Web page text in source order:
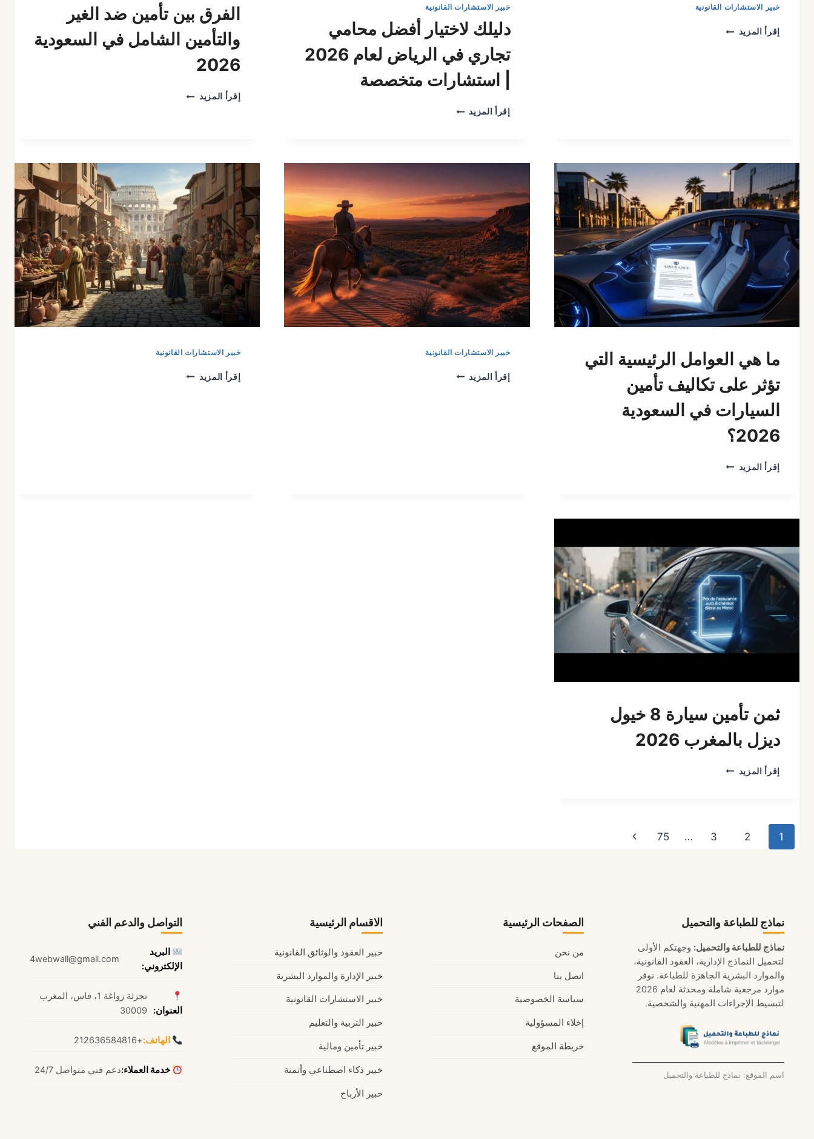
خبير الاستشارات القانونية
إقرأ المزيد
خبير الاستشارات القانونية
دليلك لاختيار أفضل محامي
تجاري في الرياض لعام 2026
| استشارات متخصصة
إقرأ المزيد دليلك
الرياض
لعام
|
استشارات
متخصصة
الفرق بين تأمين ضد الغير
والتأمين الشامل في السعودية
2026
إقرأ المزيد الفرق
الشامل
في
السعودية
2026
ما هي العوامل الرئيسية التي
تؤثر على تكاليف تأمين
السيارات في السعودية
2026؟
إقرأ المزيد ما
تكاليف
تأمين
السيارات
في
السعودية
2026؟
خبير الاستشارات القانونية
إقرأ المزيد
خبير الاستشارات القانونية
إقرأ المزيد
ثمن تأمين سيارة 8 خيول
ديزل بالمغرب 2026
إقرأ المزيد ثمن
تنقل
1
2
3
…
75
الصفحة
نماذج للطباعة والتحميل
نماذج للطباعة والتحميل: وجهتكم الأولى
لتحميل النماذج الإدارية، العقود القانونية،
والموارد البشرية الجاهزة للطباعة. نوفر
موارد مرجعية شاملة ومحدثة لعام 2026
لتبسيط الإجراءات المهنية والشخصية.
اسم الموقع: نماذج للطباعة والتحميل
الصفحات الرئيسية
من نحن
اتصل بنا
سياسة الخصوصية
إخلاء المسؤولية
خريطة الموقع
الاقسام الرئيسية
خبير العقود والوثائق القانونية
خبير الإدارة والموارد البشرية
خبير الاستشارات القانونية
خبير التربية والتعليم
خبير تأمين ومالية
خبير ذكاء اصطناعي وأتمتة
خبير الأرباح
التواصل والدعم الفني
البريد
الإلكتروني:
4webwall@gmail.com
العنوان:
تجزئة زواغة 1، فاس، المغرب
30009
الهاتف:+212636584816
خدمة العملاء:دعم فني متواصل 24/7